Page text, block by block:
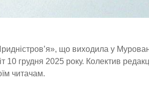
що виходила у
грудня 2025 року. Колектив
читачам.